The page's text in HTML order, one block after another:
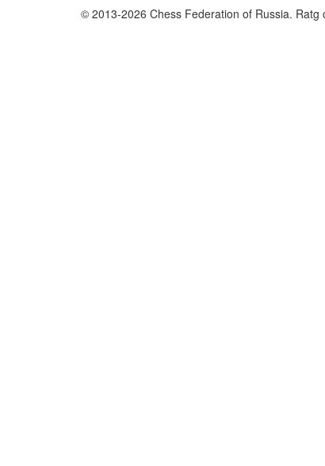
© 2013-2026 Chess Federation of Russia. Ratg